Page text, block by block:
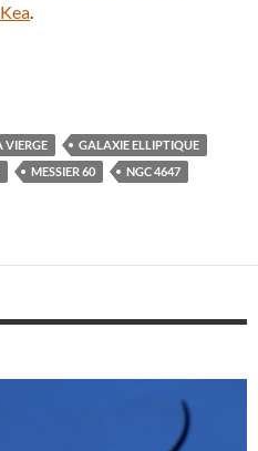
.
un étrange couple de galaxies
VIERGE
GALAXIE ELLIPTIQUE
MESSIER 60
NGC 4647